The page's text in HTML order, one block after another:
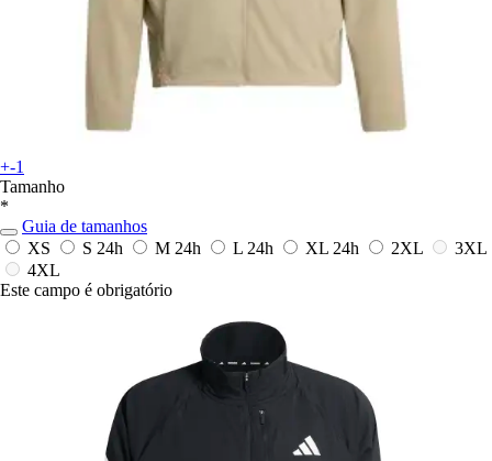
+-1
Tamanho
*
Guia de tamanhos
XS
S 24h M 24h L 24h XL 24h 2XL
3XL
4XL
Este campo é obrigatório